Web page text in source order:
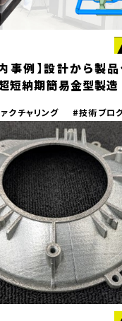
事例】設計から製
短納期簡易金型製造
クチャリング #技術ブロ